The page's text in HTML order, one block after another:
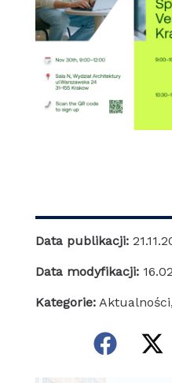
Data publikacji:
Data modyfikacji:
Kategorie: Aktualności,